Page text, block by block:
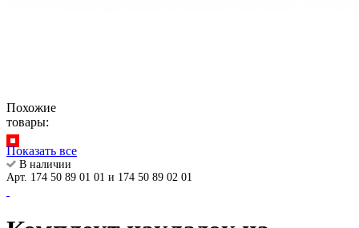
Похожие
товары:
Показать все
В наличии
Арт. 174 50 89 01 01 и 174 50 89 02 01